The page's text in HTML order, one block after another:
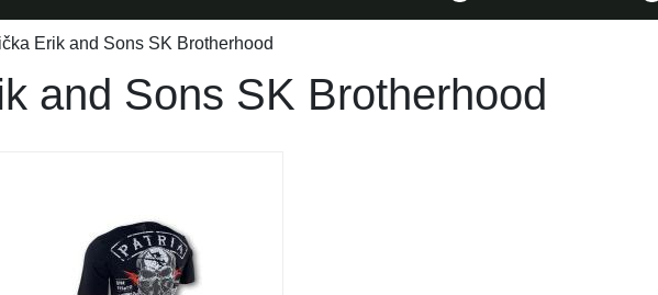
Erik and Sons SK Brotherhood
and Sons SK Brotherhood